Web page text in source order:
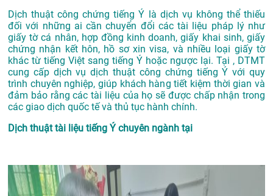
Dịch thuật công chứng tiếng Ý là dịch vụ không thể thiếu
đối với những ai cần chuyển đổi các tài liệu pháp lý như
giấy tờ cá nhân, hợp đồng kinh doanh, giấy khai sinh, giấy
chứng nhận kết hôn, hồ sơ xin visa, và nhiều loại giấy tờ
khác từ tiếng Việt sang tiếng Ý hoặc ngược lại. Tại , DTMT
cung cấp dịch vụ dịch thuật công chứng tiếng Ý với quy
trình chuyên nghiệp, giúp khách hàng tiết kiệm thời gian và
đảm bảo rằng các tài liệu của họ sẽ được chấp nhận trong
các giao dịch quốc tế và thủ tục hành chính.
Dịch thuật tài liệu tiếng Ý chuyên ngành tại